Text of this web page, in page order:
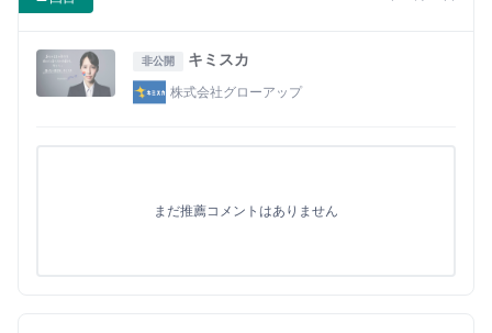
非公開 キミスカ
株式会社グローアップ
まだ推薦コメントはありません